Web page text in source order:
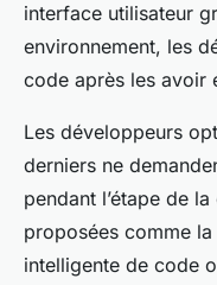
interface utilisateur
environnement, les
code après les avoir
Les développeurs
derniers ne
pendant l’étape de
proposées comme
intelligente de code